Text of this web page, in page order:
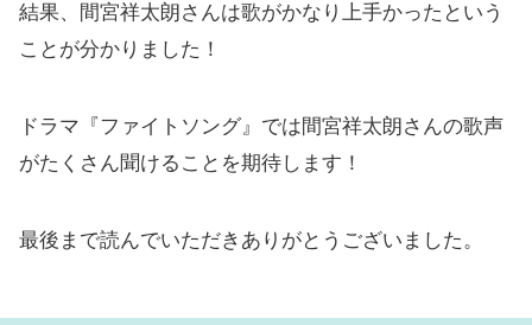
結果、間宮祥太朗さんは歌がかなり上手かったという
ことが分かりました！
ドラマ『ファイトソング』では間宮祥太朗さんの歌声
がたくさん聞けることを期待します！
最後まで読んでいただきありがとうございました。